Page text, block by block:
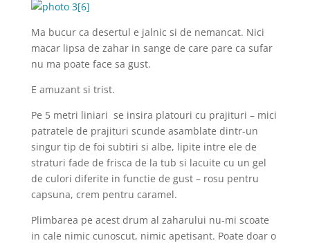
Ma bucur ca desertul e jalnic si de nemancat. Nici
macar lipsa de zahar in sange de care pare ca sufar
nu ma poate face sa gust.
E amuzant si trist.
Pe 5 metri liniari se insira platouri cu prajituri – mici
patratele de prajituri scunde asamblate dintr-un
singur tip de foi subtiri si albe, lipite intre ele de
straturi fade de frisca de la tub si lacuite cu un gel
de culori diferite in functie de gust – rosu pentru
capsuna, crem pentru caramel.
Plimbarea pe acest drum al zaharului nu-mi scoate
in cale nimic cunoscut, nimic apetisant. Poate doar o